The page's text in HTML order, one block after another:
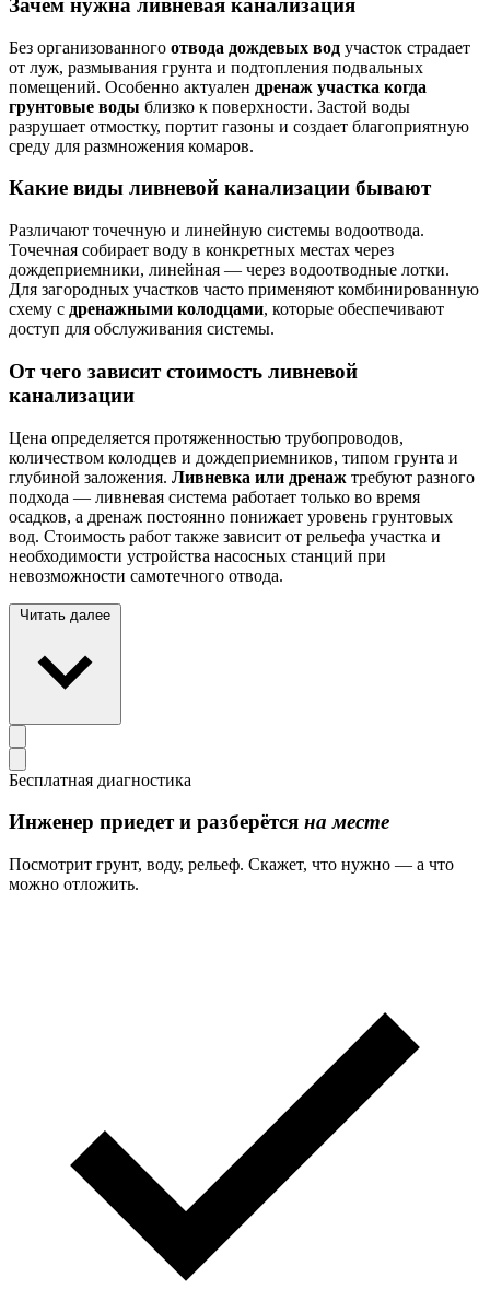
Зачем нужна ливневая канализация
Без организованного отвода дождевых вод участок страдает
от луж, размывания грунта и подтопления подвальных
помещений. Особенно актуален дренаж участка когда
грунтовые воды близко к поверхности. Застой воды
разрушает отмостку, портит газоны и создает благоприятную
среду для размножения комаров.
Какие виды ливневой канализации бывают
Различают точечную и линейную системы водоотвода.
Точечная собирает воду в конкретных местах через
дождеприемники, линейная — через водоотводные лотки.
Для загородных участков часто применяют комбинированную
схему с дренажными колодцами, которые обеспечивают
доступ для обслуживания системы.
От чего зависит стоимость ливневой
канализации
Цена определяется протяженностью трубопроводов,
количеством колодцев и дождеприемников, типом грунта и
глубиной заложения. Ливневка или дренаж требуют разного
подхода — ливневая система работает только во время
осадков, а дренаж постоянно понижает уровень грунтовых
вод. Стоимость работ также зависит от рельефа участка и
необходимости устройства насосных станций при
невозможности самотечного отвода.
Читать далее
Бесплатная диагностика
Инженер приедет и разберётся на месте
Посмотрит грунт, воду, рельеф. Скажет, что нужно — а что
можно отложить.